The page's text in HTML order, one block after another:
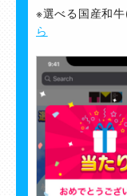
※選べる国産和
ら